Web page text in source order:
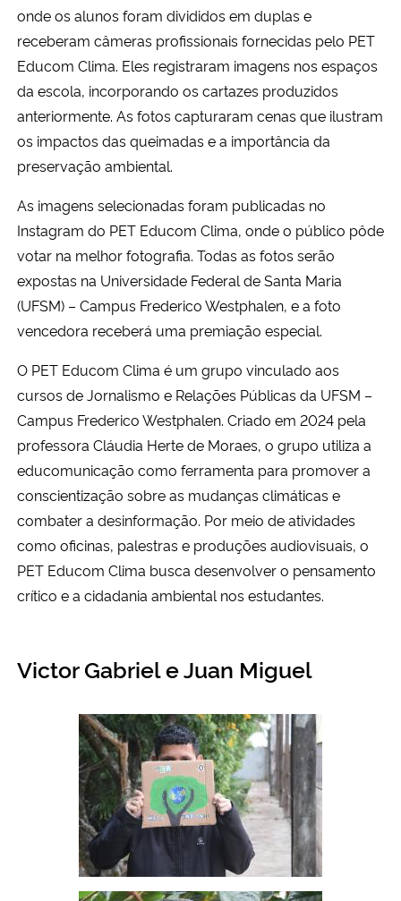
Banco Central do Brasil
Planalto
onde os alunos foram divididos em duplas e
receberam câmeras profissionais fornecidas pelo PET
Educom Clima. Eles registraram imagens nos espaços
da escola, incorporando os cartazes produzidos
anteriormente. As fotos capturaram cenas que ilustram
os impactos das queimadas e a importância da
preservação ambiental.
As imagens selecionadas foram publicadas no
Instagram do PET Educom Clima, onde o público pôde
votar na melhor fotografia. Todas as fotos serão
expostas na Universidade Federal de Santa Maria
(UFSM) – Campus Frederico Westphalen, e a foto
vencedora receberá uma premiação especial.
O PET Educom Clima é um grupo vinculado aos
cursos de Jornalismo e Relações Públicas da UFSM –
Campus Frederico Westphalen. Criado em 2024 pela
professora Cláudia Herte de Moraes, o grupo utiliza a
educomunicação como ferramenta para promover a
conscientização sobre as mudanças climáticas e
combater a desinformação. Por meio de atividades
como oficinas, palestras e produções audiovisuais, o
PET Educom Clima busca desenvolver o pensamento
crítico e a cidadania ambiental nos estudantes.
Victor Gabriel e Juan Miguel